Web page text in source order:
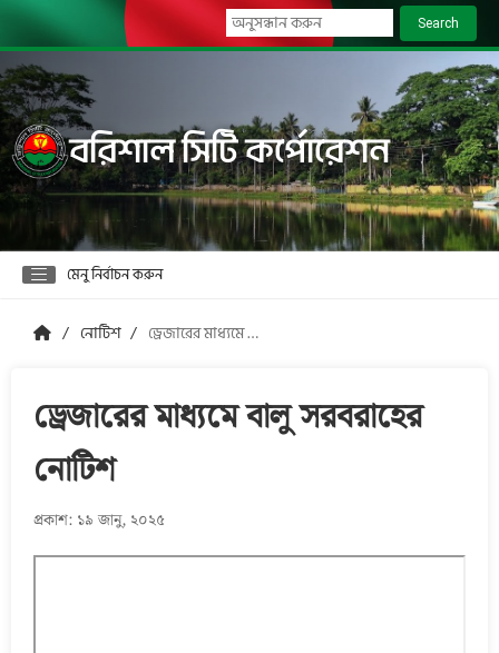
Search
বরিশাল সিটি কর্পোরেশন
মেনু নির্বাচন করুন
নোটিশ ড্রেজারের মাধ্যমে বালু সরবরাহের নোটিশ
ড্রেজারের মাধ্যমে বালু সরবরাহের
নোটিশ
প্রকাশ: ১৯ জানু, ২০২৫